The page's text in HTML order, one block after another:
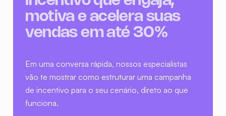
Em uma conversa rápida, nossos especialistas
vão te mostrar como estruturar uma campanha
de incentivo para o seu cenário, direto ao que
funciona.